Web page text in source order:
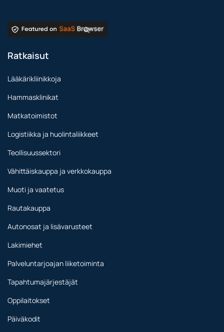
Ratkaisut
Lääkärikliinikkoja
Hammasklinikat
Matkatoimistot
Logistiikka ja huolintaliikkeet
Teollisuussektori
Vähittäiskauppa ja verkkokauppa
Muoti ja vaatetus
Rautakauppa
Autonosat ja lisävarusteet
Lakimiehet
Palveluntarjoajan liiketoiminta
Tapahtumajärjestäjät
Oppilaitokset
Päiväkodit